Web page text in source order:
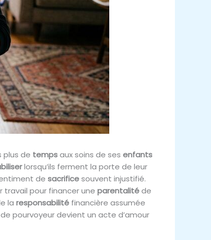
plus de tempsaux soins de ses enfants
lorsqu’ils ferment la porte de leur
de sacrificesouvent injustifié.
travail pour financer une parentalitéde
la responsabilité financière assumée
pourvoyeur devient un acte d’amour